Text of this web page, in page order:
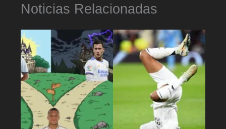
Noticias Relacionadas